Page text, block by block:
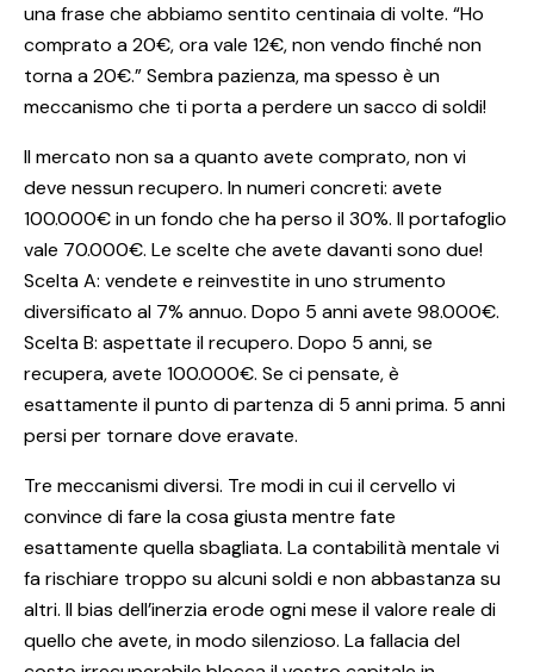
una frase che abbiamo sentito centinaia di volte. “Ho
comprato a 20€, ora vale 12€, non vendo finché non
torna a 20€.” Sembra pazienza, ma spesso è un
meccanismo che ti porta a perdere un sacco di soldi!
Il mercato non sa a quanto avete comprato, non vi
deve nessun recupero. In numeri concreti: avete
100.000€ in un fondo che ha perso il 30%. Il portafoglio
vale 70.000€. Le scelte che avete davanti sono due!
Scelta A: vendete e reinvestite in uno strumento
diversificato al 7% annuo. Dopo 5 anni avete 98.000€.
Scelta B: aspettate il recupero. Dopo 5 anni, se
recupera, avete 100.000€. Se ci pensate, è
esattamente il punto di partenza di 5 anni prima. 5 anni
persi per tornare dove eravate.
Tre meccanismi diversi. Tre modi in cui il cervello vi
convince di fare la cosa giusta mentre fate
esattamente quella sbagliata. La contabilità mentale vi
fa rischiare troppo su alcuni soldi e non abbastanza su
altri. Il bias dell’inerzia erode ogni mese il valore reale di
quello che avete, in modo silenzioso. La fallacia del